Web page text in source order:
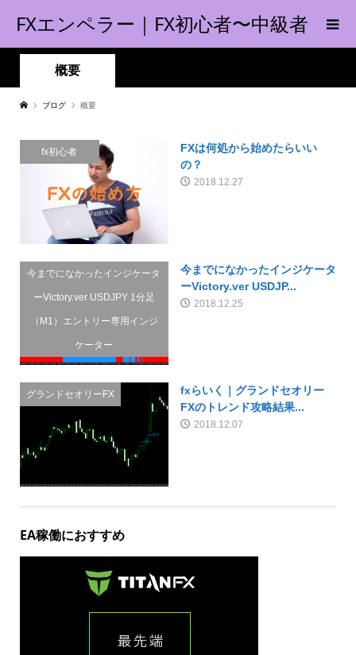
FXエンペラー｜FX初心者〜中級者
の指南書！
概要
ブログ 概要
fx初心者
FXは何処から始めたらいい
の？
2018.12.27
今までになかったインジケータ
ーVictory.ver USDJPY 1分足
（M1）エントリー専用インジ
ケーター
今までになかったインジケータ
ーVictory.ver USDJP...
2018.12.25
グランドセオリーFX
fxらいく｜グランドセオリー
FXのトレンド攻略結果...
2018.12.07
EA稼働におすすめ